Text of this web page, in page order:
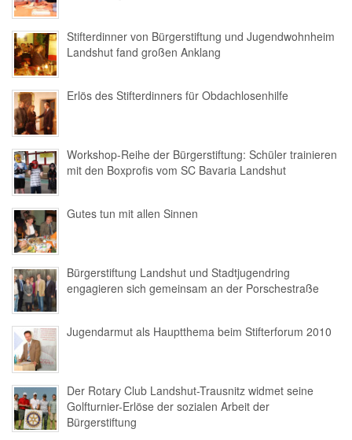
Stifterdinner von Bürgerstiftung und Jugendwohnheim
Landshut fand großen Anklang
Erlös des Stifterdinners für Obdachlosenhilfe
Workshop-Reihe der Bürgerstiftung: Schüler trainieren
mit den Boxprofis vom SC Bavaria Landshut
Gutes tun mit allen Sinnen
Bürgerstiftung Landshut und Stadtjugendring
engagieren sich gemeinsam an der Porschestraße
Jugendarmut als Hauptthema beim Stifterforum 2010
Der Rotary Club Landshut-Trausnitz widmet seine
Golfturnier-Erlöse der sozialen Arbeit der
Bürgerstiftung